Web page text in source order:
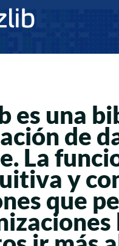
es una
de
La
y
que